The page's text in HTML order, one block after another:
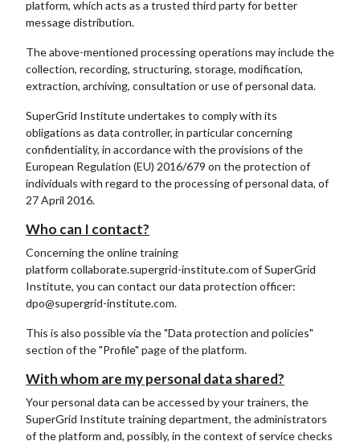
platform, which acts as a trusted third party for better
message distribution.
The above-mentioned processing operations may include the
collection, recording, structuring, storage, modification,
extraction, archiving, consultation or use of personal data.
SuperGrid Institute undertakes to comply with its
obligations as data controller, in particular concerning
confidentiality, in accordance with the provisions of the
European Regulation (EU) 2016/679 on the protection of
individuals with regard to the processing of personal data, of
27 April 2016.
Who can I contact?
Concerning the online training
platform collaborate.supergrid-institute.com of SuperGrid
Institute, you can contact our data protection officer:
dpo@supergrid-institute.com.
This is also possible via the "Data protection and policies"
section of the "Profile" page of the platform.
With whom are my personal data shared?
Your personal data can be accessed by your trainers, the
SuperGrid Institute training department, the administrators
of the platform and, possibly, in the context of service checks